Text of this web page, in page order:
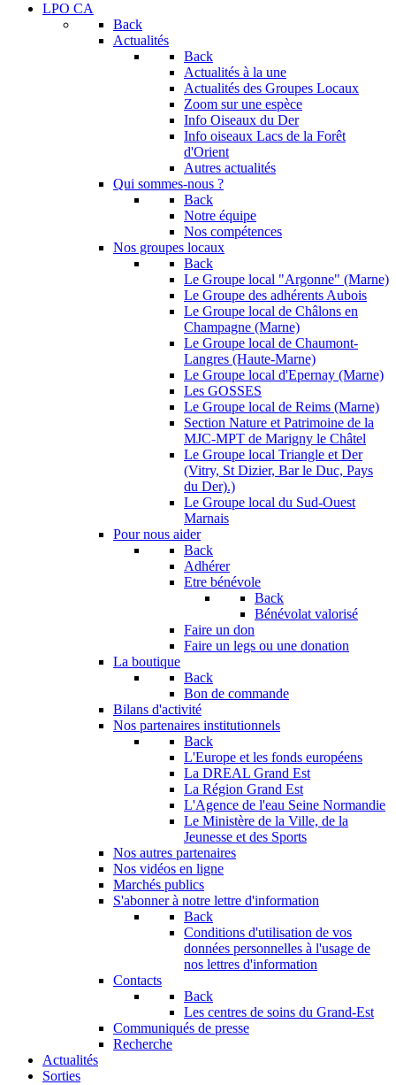
LPO CA
Back
Actualités
Back
Actualités à la une
Actualités des Groupes Locaux
Zoom sur une espèce
Info Oiseaux du Der
Info oiseaux Lacs de la Forêt
d'Orient
Autres actualités
Qui sommes-nous ?
Back
Notre équipe
Nos compétences
Nos groupes locaux
Back
Le Groupe local "Argonne" (Marne)
Le Groupe des adhérents Aubois
Le Groupe local de Châlons en
Champagne (Marne)
Le Groupe local de Chaumont-
Langres (Haute-Marne)
Le Groupe local d'Epernay (Marne)
Les GOSSES
Le Groupe local de Reims (Marne)
Section Nature et Patrimoine de la
MJC-MPT de Marigny le Châtel
Le Groupe local Triangle et Der
(Vitry, St Dizier, Bar le Duc, Pays
du Der).)
Le Groupe local du Sud-Ouest
Marnais
Pour nous aider
Back
Adhérer
Etre bénévole
Back
Bénévolat valorisé
Faire un don
Faire un legs ou une donation
La boutique
Back
Bon de commande
Bilans d'activité
Nos partenaires institutionnels
Back
L'Europe et les fonds européens
La DREAL Grand Est
La Région Grand Est
L'Agence de l'eau Seine Normandie
Le Ministère de la Ville, de la
Jeunesse et des Sports
Nos autres partenaires
Nos vidéos en ligne
Marchés publics
S'abonner à notre lettre d'information
Back
Conditions d'utilisation de vos
données personnelles à l'usage de
nos lettres d'information
Contacts
Back
Les centres de soins du Grand-Est
Communiqués de presse
Recherche
Actualités
Sorties